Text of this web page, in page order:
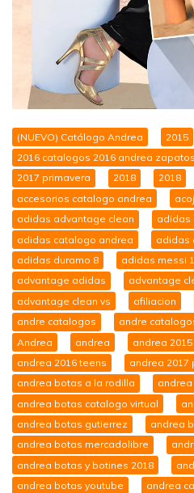
(NUEVO) Catálogo Andrea 2015
2016 catalogos 2016 andrea
2017 primavera
2018 2018
accesorios catalogo andrea
adidas advantage clean
adidas
adidas catalogo andrea
adidas
adidas duramo 8
adidas messi
advantage adidas
advantage
advantage clean vs
afiliacion
andre catalogos
andre
Andrea
andrea andrea 2015
andrea 2016 teens
andrea 2017
andrea botas a la rodilla
andrea botas catalogo virtual
andrea botas gutierrez
andrea
andrea botas mercadolibre
andrea botas y botines 2018
andrea botas youtube
andrea